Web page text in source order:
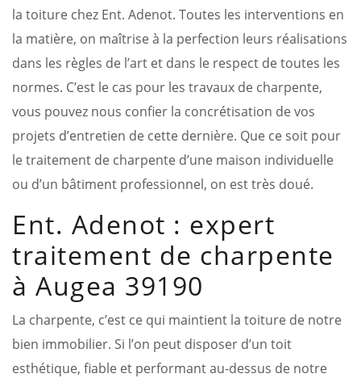
la toiture chez Ent. Adenot. Toutes les interventions en
la matière, on maîtrise à la perfection leurs réalisations
dans les règles de l’art et dans le respect de toutes les
normes. C’est le cas pour les travaux de charpente,
vous pouvez nous confier la concrétisation de vos
projets d’entretien de cette dernière. Que ce soit pour
le traitement de charpente d’une maison individuelle
ou d’un bâtiment professionnel, on est très doué.
Ent. Adenot : expert
traitement de charpente
à Augea 39190
La charpente, c’est ce qui maintient la toiture de notre
bien immobilier. Si l’on peut disposer d’un toit
esthétique, fiable et performant au-dessus de notre